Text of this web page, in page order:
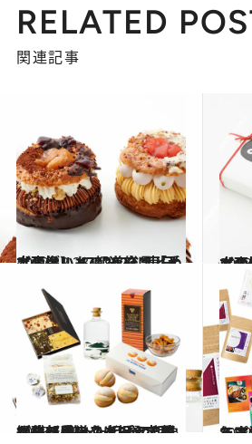
RELATED
関連記事
2022.12.23
【画像】 47都道府県「手土産グルメ」2023 “東日本の旨いもの”を総まとめ
グルメ 【画像】47
グ
2023.1.23
編集部員の心を捉えて離さない 贈った相手の印象に残る手みやげ8選 定番から新感覚スイーツまでズラリ
グルメ 年末年始に感
ラ